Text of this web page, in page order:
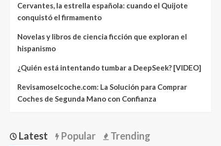
Cervantes, la estrella española: cuando el Quijote
conquistó el firmamento
Novelas y libros de ciencia ficción que exploran el
hispanismo
¿Quién está intentando tumbar a DeepSeek? [VIDEO]
Revisamoselcoche.com: La Solución para Comprar
Coches de Segunda Mano con Confianza
Latest Popular Trending